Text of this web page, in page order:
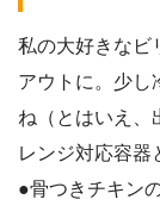
私の大好きなビ
アウトに。少し
ね（とはいえ、
レンジ対応容
●骨つきチキン